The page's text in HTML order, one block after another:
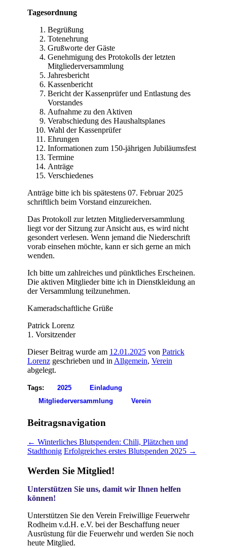
Tagesordnung
Begrüßung
Totenehrung
Grußworte der Gäste
Genehmigung des Protokolls der letzten
Mitgliederversammlung
Jahresbericht
Kassenbericht
Bericht der Kassenprüfer und Entlastung des
Vorstandes
Aufnahme zu den Aktiven
Verabschiedung des Haushaltsplanes
Wahl der Kassenprüfer
Ehrungen
Informationen zum 150-jährigen Jubiläumsfest
Termine
Anträge
Verschiedenes
Anträge bitte ich bis spätestens 07. Februar 2025
schriftlich beim Vorstand einzureichen.
Das Protokoll zur letzten Mitgliederversammlung
liegt vor der Sitzung zur Ansicht aus, es wird nicht
gesondert verlesen. Wenn jemand die Niederschrift
vorab einsehen möchte, kann er sich gerne an mich
wenden.
Ich bitte um zahlreiches und pünktliches Erscheinen.
Die aktiven Mitglieder bitte ich in Dienstkleidung an
der Versammlung teilzunehmen.
Kameradschaftliche Grüße
Patrick Lorenz
1. Vorsitzender
Dieser Beitrag wurde am 12.01.2025von Patrick
Lorenzgeschrieben und in Allgemein, Verein
abgelegt.
Tags: 2025
Einladung
Mitgliederversammlung
Verein
Beitragsnavigation
← Winterliches Blutspenden: Chili, Plätzchen und
Stadthonig Erfolgreiches erstes Blutspenden 2025 →
Werden Sie Mitglied!
Unterstützen Sie uns, damit wir Ihnen helfen
können!
Unterstützen Sie den Verein Freiwillige Feuerwehr
Rodheim v.d.H. e.V. bei der Beschaffung neuer
Ausrüstung für die Feuerwehr und werden Sie noch
heute Mitglied.